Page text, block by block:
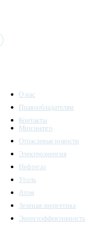
О нас
Правообладателям
Контакты
Минэнерго
Отраслевые новости
Электроэнергия
Нефтегаз
Уголь
Атом
Зеленая энергетика
Энергоэффективность